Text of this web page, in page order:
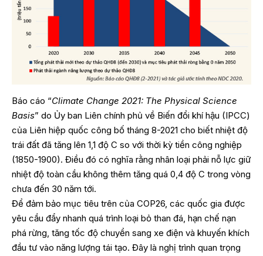
Báo cáo “Climate Change 2021: The Physical Science
Basis” do Ủy ban Liên chính phủ về Biến đổi khí hậu (IPCC)
của Liên hiệp quốc công bố tháng 8-2021 cho biết nhiệt độ
trái đất đã tăng lên 1,1 độ C so với thời kỳ tiền công nghiệp
(1850-1900). Điều đó có nghĩa rằng nhân loại phải nỗ lực giữ
nhiệt độ toàn cầu không thêm tăng quá 0,4 độ C trong vòng
chưa đến 30 năm tới.
Để đảm bảo mục tiêu trên của COP26, các quốc gia được
yêu cầu đẩy nhanh quá trình loại bỏ than đá, hạn chế nạn
phá rừng, tăng tốc độ chuyển sang xe điện và khuyến khích
đầu tư vào năng lượng tái tạo. Đây là nghị trình quan trọng